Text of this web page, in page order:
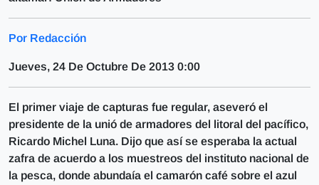
Por Redacción
Jueves, 24 De Octubre De 2013 0:00
El primer viaje de capturas fue regular, aseveró el
presidente de la unió de armadores del litoral del pacífico,
Ricardo Michel Luna. Dijo que así se esperaba la actual
zafra de acuerdo a los muestreos del instituto nacional de
la pesca, donde abundaía el camarón café sobre el azul